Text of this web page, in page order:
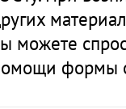
можете
формы